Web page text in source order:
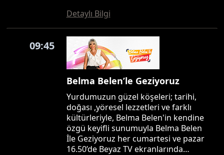
Detaylı Bilgi
09:45
Belma Belen’le Geziyoruz
Yurdumuzun güzel köşeleri; tarihi,
doğası ,yöresel lezzetleri ve farklı
kültürleriyle, Belma Belen'in kendine
özgü keyifli sunumuyla Belma Belen
İle Geziyoruz her cumartesi ve pazar
16.50’de Beyaz TV ekranlarında…